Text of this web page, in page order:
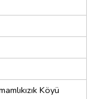
Köyü